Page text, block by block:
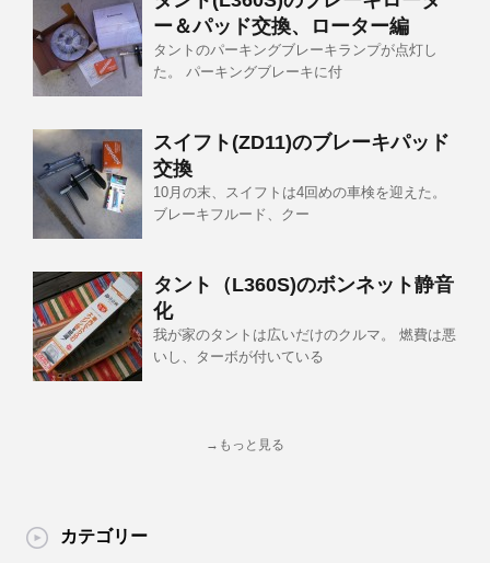
ー＆パッド交換、ローター編
タントのパーキングブレーキランプが点灯し
た。 パーキングブレーキに付
スイフト(ZD11)のブレーキパッド
交換
10月の末、スイフトは4回めの車検を迎えた。
ブレーキフルード、クー
タント（L360S)のボンネット静音
化
我が家のタントは広いだけのクルマ。 燃費は悪
いし、ターボが付いている
→もっと見る
カテゴリー